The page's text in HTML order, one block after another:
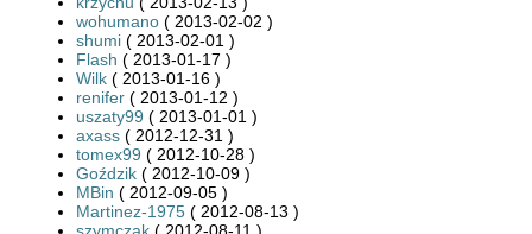
wohumano ( 2013-02-02 )
shumi ( 2013-02-01 )
Flash ( 2013-01-17 )
Wilk ( 2013-01-16 )
renifer ( 2013-01-12 )
uszaty99 ( 2013-01-01 )
axass ( 2012-12-31 )
tomex99 ( 2012-10-28 )
Goździk ( 2012-10-09 )
MBin ( 2012-09-05 )
Martinez-1975 ( 2012-08-13 )
szymczak ( 2012-08-11 )